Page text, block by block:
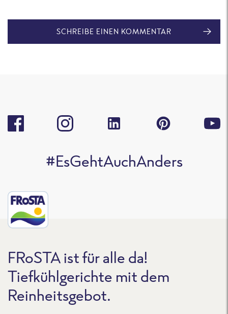
SCHREIBE EINEN KOMMENTAR
#EsGehtAuchAnders
FRoSTA ist für alle da!
Tiefkühlgerichte mit dem
Reinheitsgebot.